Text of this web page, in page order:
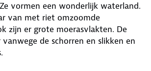
vormen een wonderlijk waterland.
van met riet omzoomde
zijn er grote moerasvlakten. De
de schorren en slikken en